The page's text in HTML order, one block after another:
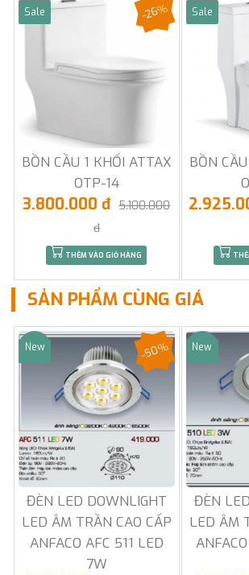
Sale
BỒN CẦU 1 KHỐI ATTAX
OTP-14
-26%
3.800.000 đ 5.100.000
đ
THÊM VÀO GIỎ HÀNG
Sale
BỒN
SẢN PHẨM CÙNG GIÁ
Sale
New
ĐÈN LED DOWNLIGHT
LED ÂM TRẦN CAO CẤP
ANFACO AFC 511 LED
7W
-50% Sale
New
ĐÈN
LED ÂM